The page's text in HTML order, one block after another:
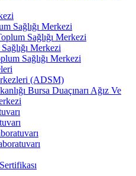
Sağlığı Merkezi
Sağlığı Merkezi
Merkezi
Sağlığı Merkezi
(ADSM)
Bursa Duaçınarı Ağız Ve